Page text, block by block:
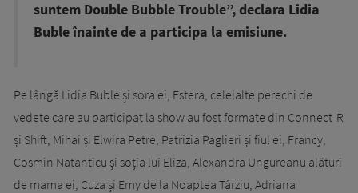
suntem Double Bubble Trouble”, declara Lidia
Buble înainte de a participa la emisiune.
Pe lângă Lidia Buble și sora ei, Estera, celelalte perechi de
vedete care au participat la show au fost formate din Connect-R
și Shift, Mihai și Elwira Petre, Patrizia Paglieri și fiul ei, Francy,
Cosmin Natanticu și soția lui Eliza, Alexandra Ungureanu alături
de mama ei, Cuza și Emy de la Noaptea Târziu, Adriana